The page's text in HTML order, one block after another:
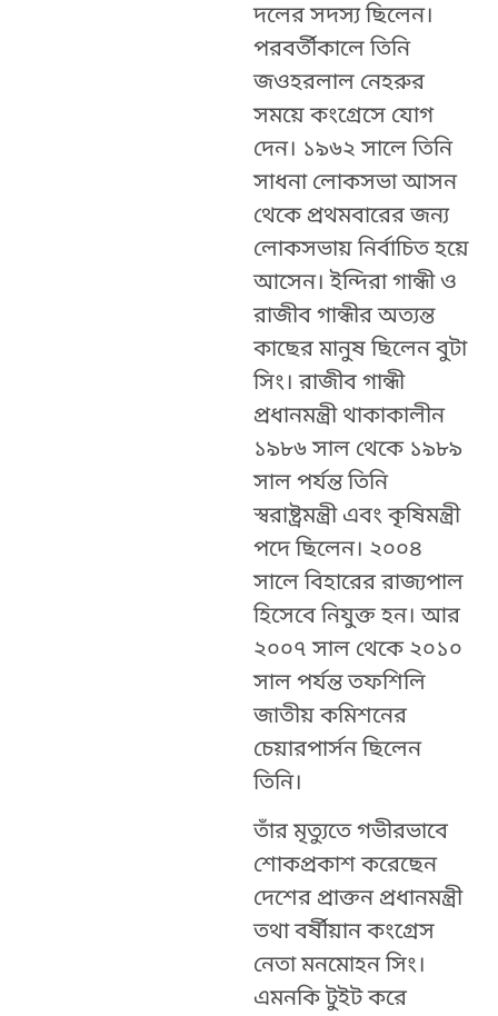
দলের সদস্য ছিলেন।
পরবর্তীকালে তিনি
জওহরলাল নেহরুর
সময়ে কংগ্রেসে যোগ
দেন। ১৯৬২ সালে তিনি
সাধনা লোকসভা আসন
থেকে প্রথমবারের জন্য
লোকসভায় নির্বাচিত হয়ে
আসেন। ইন্দিরা গান্ধী ও
রাজীব গান্ধীর অত্যন্ত
কাছের মানুষ ছিলেন বুটা
সিং। রাজীব গান্ধী
প্রধানমন্ত্রী থাকাকালীন
১৯৮৬ সাল থেকে ১৯৮৯
সাল পর্যন্ত তিনি
স্বরাষ্ট্রমন্ত্রী এবং কৃষিমন্ত্রী
পদে ছিলেন। ২০০৪
সালে বিহারের রাজ্যপাল
হিসেবে নিযুক্ত হন। আর
২০০৭ সাল থেকে ২০১০
সাল পর্যন্ত তফশিলি
জাতীয় কমিশনের
চেয়ারপার্সন ছিলেন
তিনি।
তাঁর মৃত্যুতে গভীরভাবে
শোকপ্রকাশ করেছেন
দেশের প্রাক্তন প্রধানমন্ত্রী
তথা বর্ষীয়ান কংগ্রেস
নেতা মনমোহন সিং।
এমনকি টুইট করে